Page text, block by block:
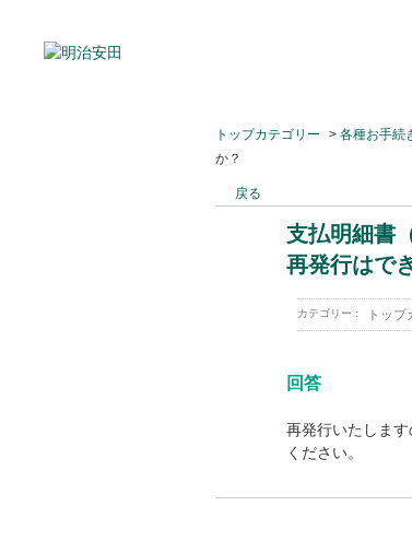
トップカテゴリー > 各種お手続
か？
戻る
支払明細書
再発行はで
カテゴリー : トップ
回答
再発行いたしま
ください。